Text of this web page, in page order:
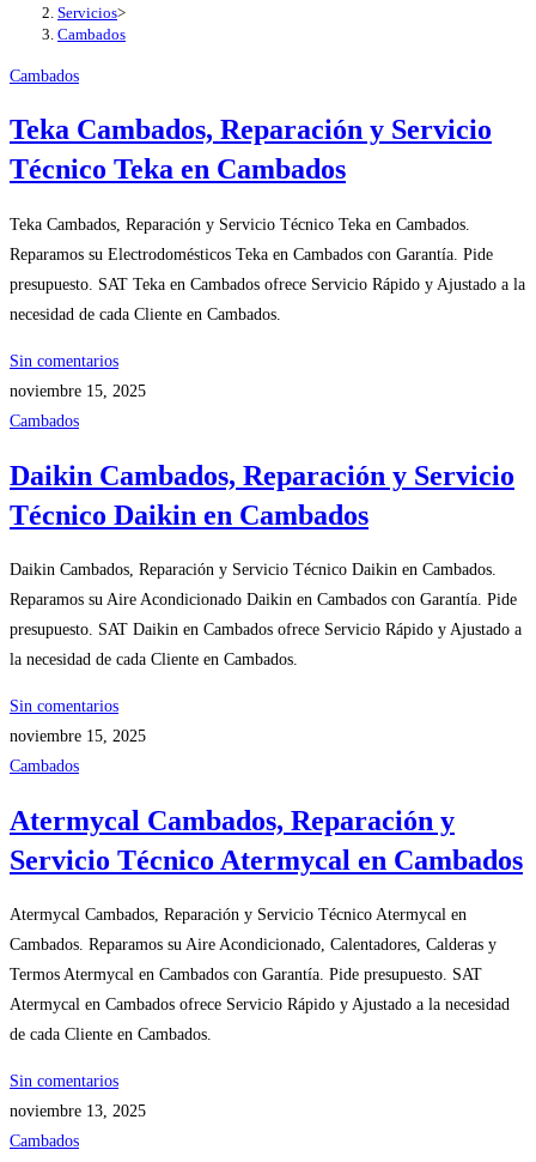
Servicios>
Cambados
Cambados
Teka Cambados, Reparación y Servicio
Técnico Teka en Cambados
Teka Cambados, Reparación y Servicio Técnico Teka en Cambados.
Reparamos su Electrodomésticos Teka en Cambados con Garantía. Pide
presupuesto. SAT Teka en Cambados ofrece Servicio Rápido y Ajustado a la
necesidad de cada Cliente en Cambados.
Sin comentarios
noviembre 15, 2025
Cambados
Daikin Cambados, Reparación y Servicio
Técnico Daikin en Cambados
Daikin Cambados, Reparación y Servicio Técnico Daikin en Cambados.
Reparamos su Aire Acondicionado Daikin en Cambados con Garantía. Pide
presupuesto. SAT Daikin en Cambados ofrece Servicio Rápido y Ajustado a
la necesidad de cada Cliente en Cambados.
Sin comentarios
noviembre 15, 2025
Cambados
Atermycal Cambados, Reparación y
Servicio Técnico Atermycal en Cambados
Atermycal Cambados, Reparación y Servicio Técnico Atermycal en
Cambados. Reparamos su Aire Acondicionado, Calentadores, Calderas y
Termos Atermycal en Cambados con Garantía. Pide presupuesto. SAT
Atermycal en Cambados ofrece Servicio Rápido y Ajustado a la necesidad
de cada Cliente en Cambados.
Sin comentarios
noviembre 13, 2025
Cambados